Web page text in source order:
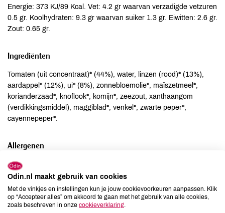
Energie: 373 KJ/89 Kcal. Vet: 4.2 gr waarvan verzadigde vetzuren
0.5 gr. Koolhydraten: 9.3 gr waarvan suiker 1.3 gr. Eiwitten: 2.6 gr.
Zout: 0.65 gr.
Ingrediënten
Tomaten (uit concentraat)* (44%), water, linzen (rood)* (13%),
aardappel* (12%), ui* (8%), zonnebloemolie*, maïszetmeel*,
korianderzaad*, knoflook*, komijn*, zeezout, xanthaangom
(verdikkingsmiddel), maggiblad*, venkel*, zwarte peper*,
cayennepeper*.
Allergenen
Aardnoten
Ei
niet aanwezig
Gluten
niet aanwezig
Lactose
niet aanwezig
Odin.nl maakt gebruik van cookies
Met de vinkjes en instellingen kun je jouw cookievoorkeuren aanpassen. Klik
op “Accepteer alles” om akkoord te gaan met het gebruik van alle cookies,
zoals beschreven in onze cookieverklaring